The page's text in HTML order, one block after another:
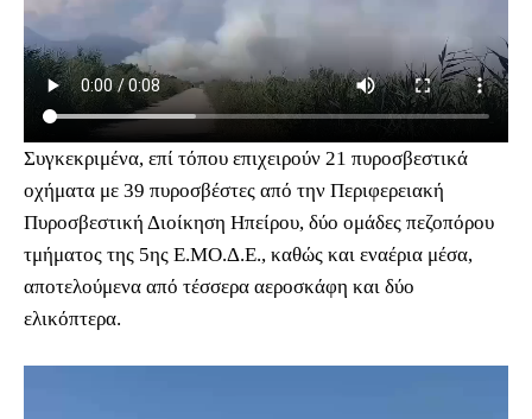
Συγκεκριμένα, επί τόπου επιχειρούν 21 πυροσβεστικά
οχήματα με 39 πυροσβέστες από την Περιφερειακή
Πυροσβεστική Διοίκηση Ηπείρου, δύο ομάδες πεζοπόρου
τμήματος της 5ης Ε.ΜΟ.Δ.Ε., καθώς και εναέρια μέσα,
αποτελούμενα από τέσσερα αεροσκάφη και δύο
ελικόπτερα.